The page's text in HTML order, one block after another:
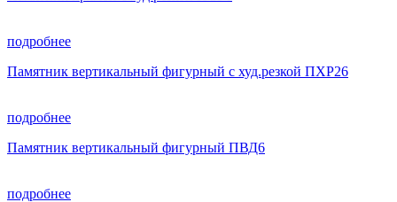
подробнее
Памятник вертикальный фигурный с худ.резкой ПХР26
подробнее
Памятник вертикальный фигурный ПВД6
подробнее